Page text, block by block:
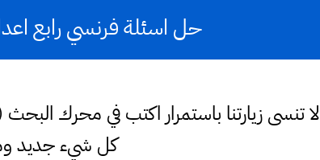
حل اسئلة فرنسي رابع
لا تنسى زيارتنا باستمرار اكتب في محرك
كل شيء جديد